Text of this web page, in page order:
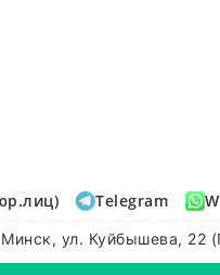
Telegram
Минск, ул. Куйбышева, 22